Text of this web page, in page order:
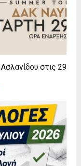
στις 29